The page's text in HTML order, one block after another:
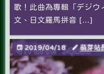
歌！此曲為專輯「デジウ
文、日文羅馬拼音 […]
2019/04/18 萌芽站